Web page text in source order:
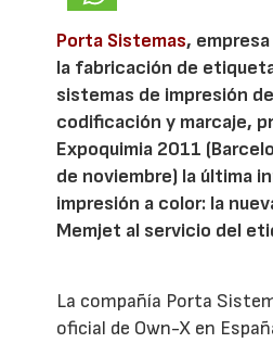
Porta Sistemas,
la fabricación de
sistemas de impresión
codificación y marcaje,
Expoquimia 2011
de noviembre) la última
impresión a color: la
Memjet al servicio del
La compañía Porta
oficial de Own-X en